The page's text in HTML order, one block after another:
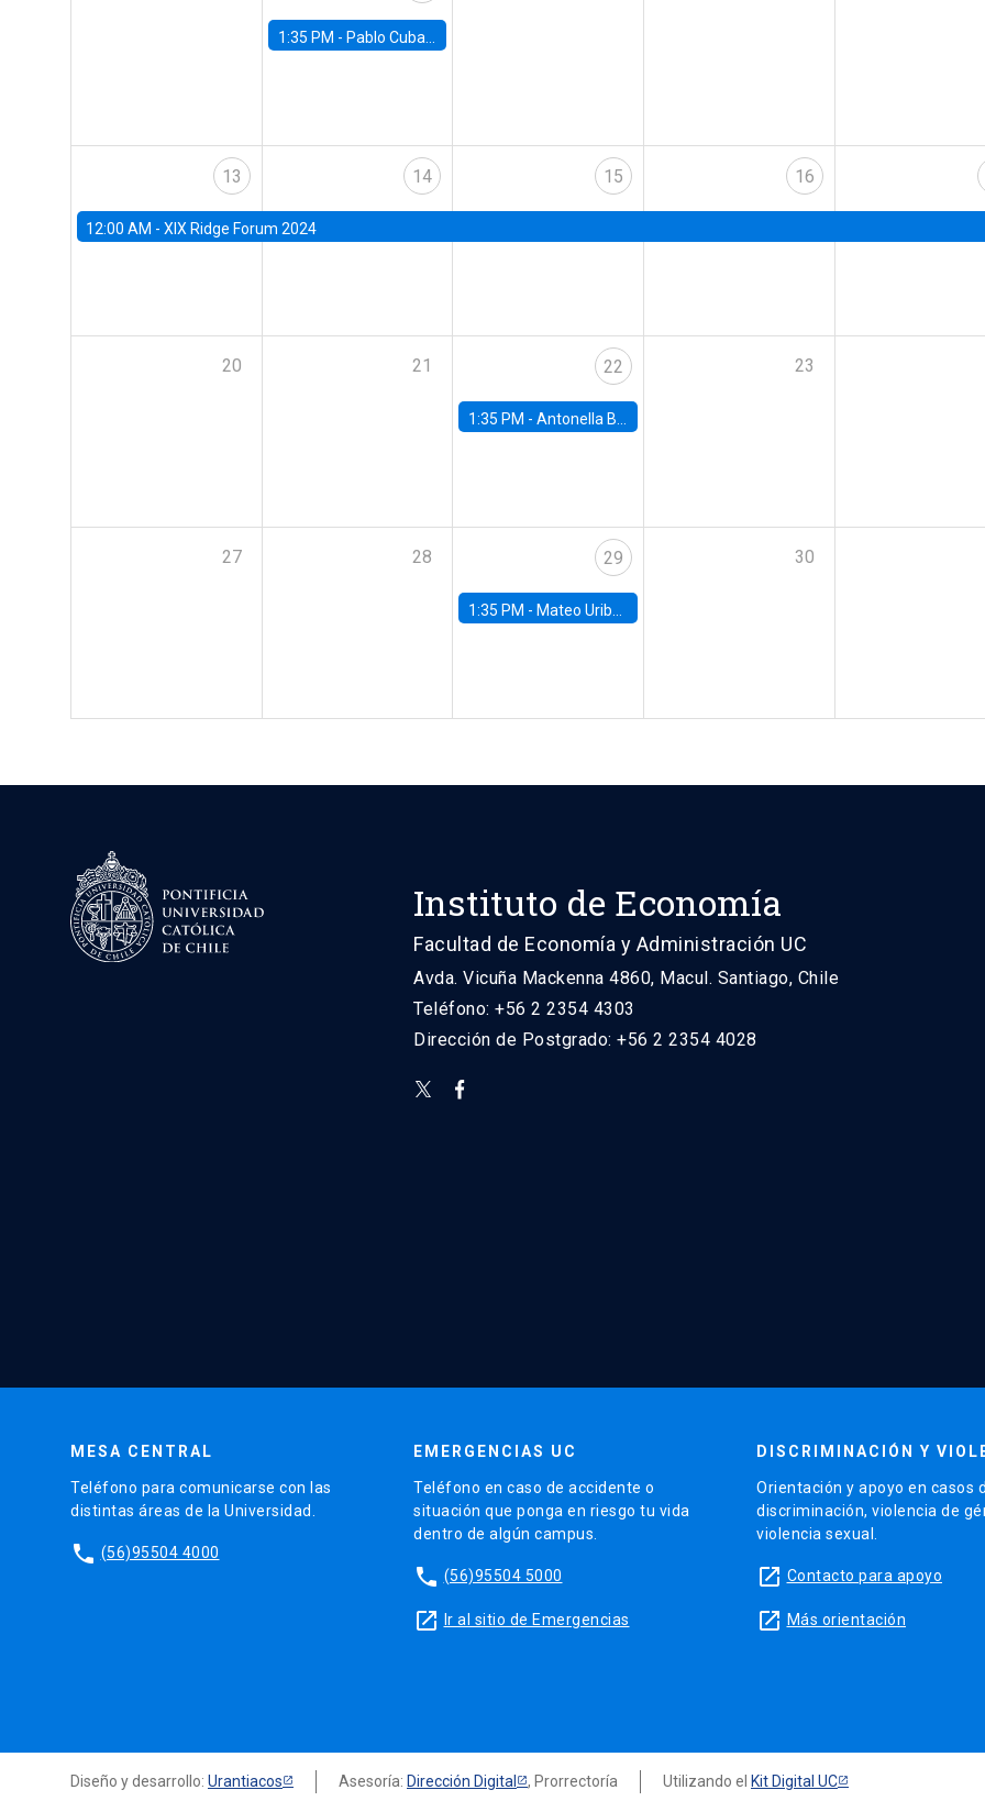
1:35 PM - Pablo Cuba, FED Board
13
12:00 AM - XIX Ridge Forum 2024
14 15 16
20 21 22
1:35 PM -Antonella Bancalari, Institute for Fiscal Studies (IFS) and Research Associate at University College London (UCL)
23
27 28 29
1:35 PM - Mateo Uribe-Castro, Universidad de los Andes (Colombia)
30
Instituto de Economía
Facultad de Economía y Administración UC
Avda. Vicuña Mackenna 4860, Macul. Santiago, Chile
Teléfono: +56 2 2354 4303
Dirección de Postgrado: +56 2 2354 4028
MESA CENTRAL
Teléfono para comunicarse con las
distintas áreas de la Universidad.
phone (56)95504 4000
EMERGENCIAS UC
Teléfono en caso de accidente o
situación que ponga en riesgo tu vida
dentro de algún campus.
phone (56)95504 5000
launch Ir al sitio de Emergencias
DISCRIMINACIÓN Y
Orientación y apoyo en casos
discriminación, violencia de
violencia sexual.
launch Contacto para apoyo
launch Más orientación
Diseño y desarrollo: Urantiacos Asesoría: Dirección Digital , Prorrectoría Utilizando el Kit Digital UC